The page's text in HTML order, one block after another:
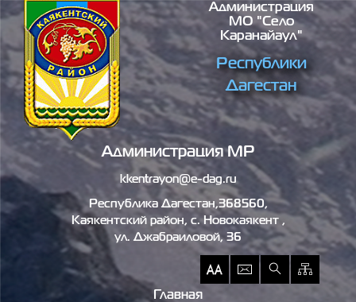
Перейти к основному содержаниюАдминистрация
МО "село
Каранайаул"
Республики
Дагестан
Администрация МР
kkentrayon@e-dag.ru
Республика Дагестан,368560,
Каякентский район, c. Новокаякент ,
ул. Джабраиловой, 36
Главная